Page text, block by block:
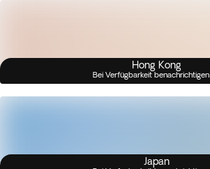
Hong Kong
Bei Verfügbarkeit benachrichtigen
Japan